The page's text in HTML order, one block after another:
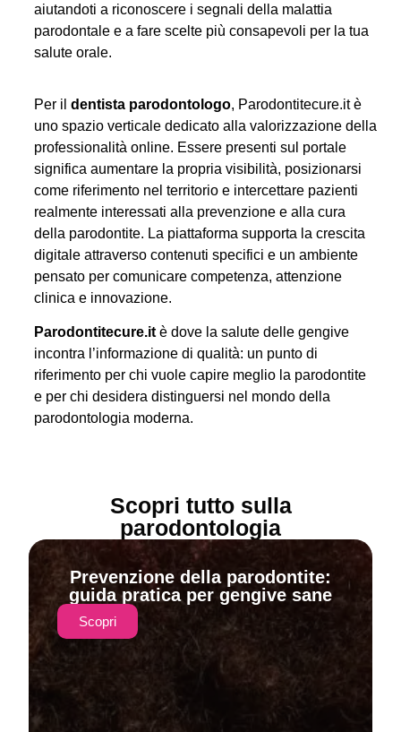
aiutandoti a riconoscere i segnali della malattia
parodontale e a fare scelte più consapevoli per la tua
salute orale.
Per ildentista parodontologo, Parodontitecure.it è
uno spazio verticale dedicato alla valorizzazione della
professionalità online. Essere presenti sul portale
significa aumentare la propria visibilità, posizionarsi
come riferimento nel territorio e intercettare pazienti
realmente interessati alla prevenzione e alla cura
della parodontite. La piattaforma supporta la crescita
digitale attraverso contenuti specifici e un ambiente
pensato per comunicare competenza, attenzione
clinica e innovazione.
Parodontitecure.it è dove la salute delle gengive
incontra l’informazione di qualità: un punto di
riferimento per chi vuole capire meglio la parodontite
e per chi desidera distinguersi nel mondo della
parodontologia moderna.
Scopri tutto sulla
parodontologia
Prevenzione della parodontite:
guida pratica per gengive sane
Scopri